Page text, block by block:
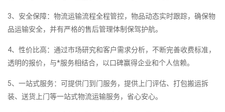
3、安全保障：物流运输流程全程管控，物品动态实时跟踪，确保物
品运输安全，并有严格的售后管理体制保驾护航。
4、性价比高：通过市场研究和客户需求分析，不断完善收费标准，
透明的报价，与*服务相结合，以口碑赢得企业和个人信赖。
5、一站式服务：可提供门到门服务，提供上门评估、打包搬运拆
装、送货上门等一站式物流运输服务，省心安心。